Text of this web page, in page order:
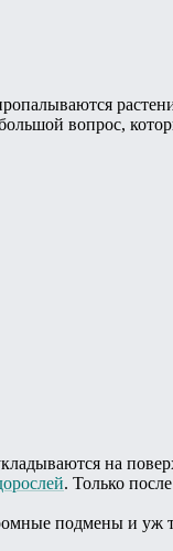
вопрос,
на
. Только
подмены и уж